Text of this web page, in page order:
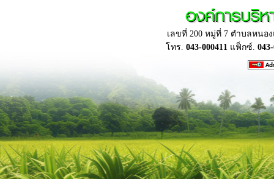
องค์การบริ
เลขที่ 200 หมู่ที่ 7 ตำบลหนอ
โทร. 043-000411แฟ็กซ์.